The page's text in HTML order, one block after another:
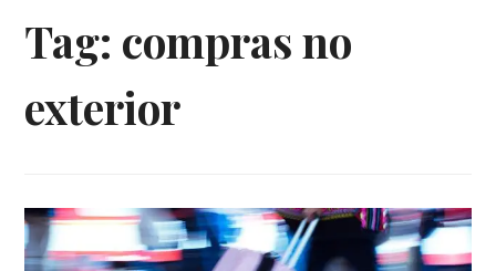
Tag: compras no
exterior